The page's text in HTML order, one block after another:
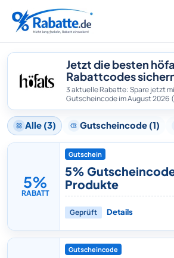
Jetzt die besten
Rabattcodes
3 aktuelle Rabatte: Spare jetzt
Gutscheincode im August 2026
Alle (3) Gutscheincode (1)
5%
RABATT
Gutschein
5%
Produkte
Geprüft Details
Gutscheincode